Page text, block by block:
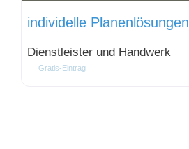
individelle Planenlösungen
Dienstleister und Handwerk
Gratis-Eintrag